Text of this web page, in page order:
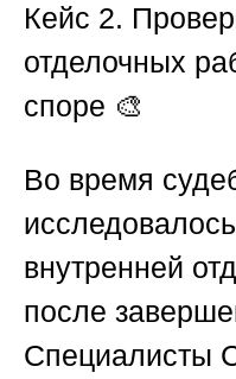
Кейс 2.
отделочных
споре 🎨
Во время
внутренней
после
Специалисты